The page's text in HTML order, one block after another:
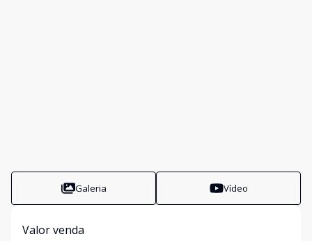
Galeria Vídeo
Valor venda